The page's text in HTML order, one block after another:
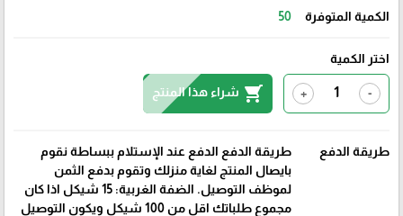
الكمية المتوفرة 50
اختر الكمية
-
+
shopping_cart شراء هذا المنتج
طريقة الدفع
طريقة الدفع الدفع عند الإستلام ببساطة نقوم
بايصال المنتج لغاية منزلك وتقوم بدفع الثمن
لموظف التوصيل. الضفة الغربية: 15 شيكل اذا كان
مجموع طلباتك اقل من 100 شيكل ويكون التوصيل